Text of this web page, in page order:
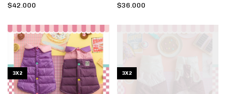
$42.000
$36.000
3X2 3X2